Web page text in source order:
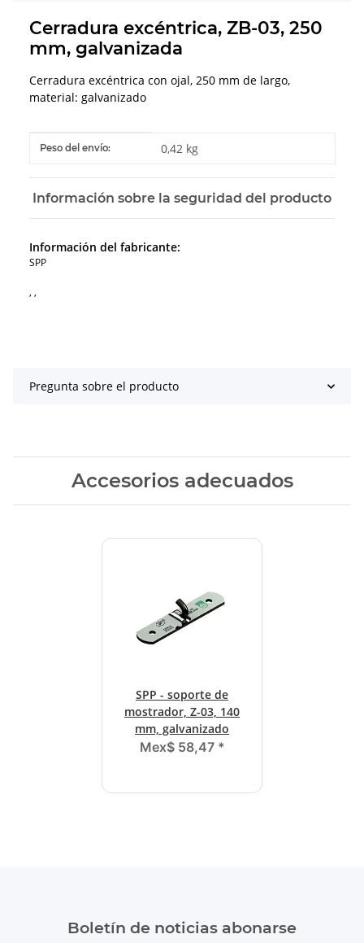
Cerradura excéntrica, ZB-03, 250
mm, galvanizada
Cerradura excéntrica con ojal, 250 mm de largo,
material: galvanizado
#productDetails.itemInformation#
#productDetails.itemValue#
Peso del envío: 0,42 kg
Información sobre la seguridad del producto
Información del fabricante:
SPP
, ,
Pregunta sobre el producto
Accesorios adecuados
SPP - soporte de
mostrador, Z-03, 140
mm, galvanizado
Mex$ 58,47 *
Boletín de noticias abonarse